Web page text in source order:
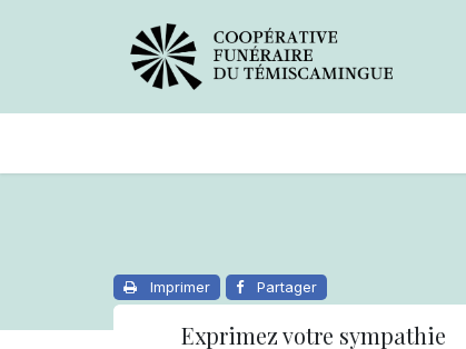
Imprimer Partager
Exprimez votre sympathie